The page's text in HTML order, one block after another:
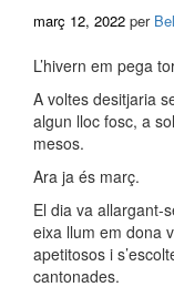
març 12, 2022 per
L’hivern em pega
A voltes desitjaria
algun lloc fosc, a
mesos.
Ara ja és març.
El dia va allargant-
eixa llum em dona
apetitosos i
cantonades.